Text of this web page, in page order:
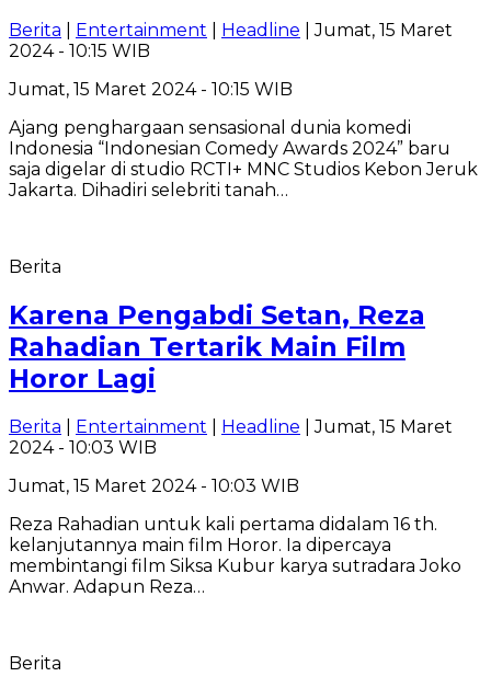
Berita Entertainment Headline | Jumat, 15 Maret
2024 - 10:15 WIB
Jumat, 15 Maret 2024 - 10:15 WIB
Ajang penghargaan sensasional dunia komedi
Indonesia “Indonesian Comedy Awards 2024” baru
saja digelar di studio RCTI+ MNC Studios Kebon Jeruk
Jakarta. Dihadiri selebriti tanah…
Berita
Karena Pengabdi Setan, Reza
Rahadian Tertarik Main Film
Horor Lagi
Berita Entertainment Headline | Jumat, 15 Maret
2024 - 10:03 WIB
Jumat, 15 Maret 2024 - 10:03 WIB
Reza Rahadian untuk kali pertama didalam 16 th.
kelanjutannya main film Horor. Ia dipercaya
membintangi film Siksa Kubur karya sutradara Joko
Anwar. Adapun Reza…
Berita